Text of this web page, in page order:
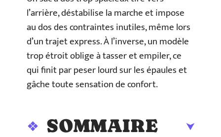
l’arrière, déstabilise la marche et impose
au dos des contraintes inutiles, même lors
d’un trajet express. À l’inverse, un modèle
trop étroit oblige à tasser et empiler, ce
qui finit par peser lourd sur les épaules et
gâche toute sensation de confort.
SOMMAIRE